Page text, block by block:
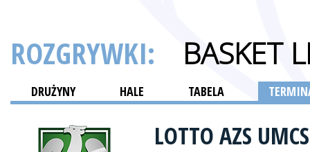
ROZGRYWKI: BASKET
DRUŻYNY HALE TABELA
LOTTO AZS